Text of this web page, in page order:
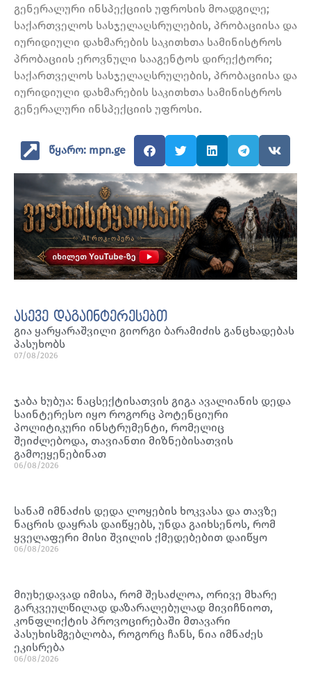
გენერალური ინსპექციის უფროსის მოადგილე;
საქართველოს სასჯელაღსრულების, პრობაციისა და
იურიდიული დახმარების საკითხთა სამინისტროს
პრობაციის ეროვნული სააგენტოს დირექტორი;
საქართველოს სასჯელაღსრულების, პრობაციისა და
იურიდიული დახმარების საკითხთა სამინისტროს
გენერალური ინსპექციის უფროსი.
წყარო: mpn.ge
ასევე დაგაინტერესებთ
გია ყარყარაშვილი გიორგი ბარამიძის განცხადებას
პასუხობს
07/08/2026
ჯაბა ხუბუა: ნაცსექტისათვის გიგა ავალიანის დედა
საინტერესო იყო როგორც პოტენციური
პოლიტიკური ინსტრუმენტი, რომელიც
შეიძლებოდა, თავიანთი მიზნებისათვის
გამოეყენებინათ
06/08/2026
სანამ იმნაძის დედა ლოყების ხოკვასა და თავზე
ნაცრის დაყრას დაიწყებს, უნდა გაიხსენოს, რომ
ყველაფერი მისი შვილის ქმედებებით დაიწყო
06/08/2026
მიუხედავად იმისა, რომ შესაძლოა, ორივე მხარე
გარკვეულწილად დაზარალებულად მივიჩნიოთ,
კონფლიქტის პროვოცირებაში მთავარი
პასუხისმგებლობა, როგორც ჩანს, ნია იმნაძეს
ეკისრება
06/08/2026